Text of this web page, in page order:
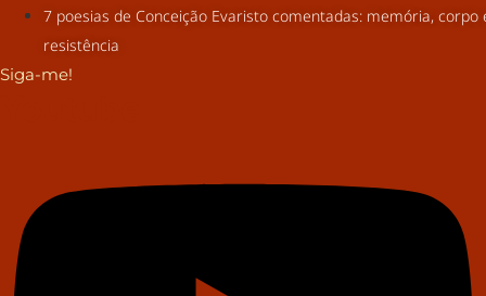
7 poesias de Conceição Evaristo comentadas: memória, corpo
resistência
Siga-me!